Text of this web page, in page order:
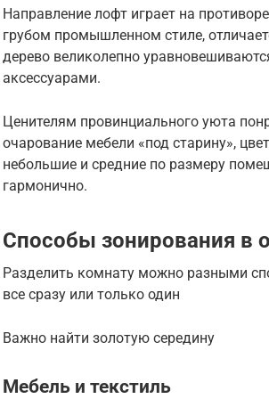
Направление лофт играет на
грубом промышленном стиле,
дерево великолепно
аксессуарами.
Ценителям провинциального уюта
очарование мебели «под старину»,
небольшие и средние по размеру
гармонично.
Способы зонирования в
Разделить комнату можно разными
все сразу или только один
Важно найти золотую середину
Мебель и текстиль